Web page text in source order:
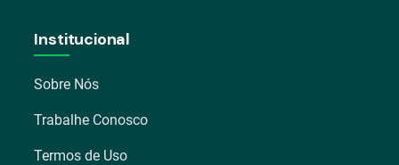
Institucional
Sobre Nós
Trabalhe Conosco
Termos de Uso